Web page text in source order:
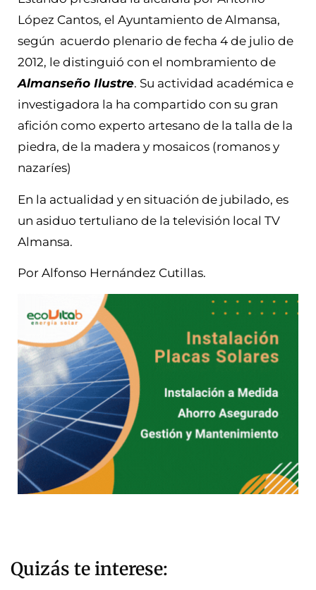
López Cantos, el Ayuntamiento de Almansa,
según acuerdo plenario de fecha 4 de julio de
2012, le distinguió con el nombramiento de
Almanseño Ilustre. Su actividad académica e
investigadora la ha compartido con su gran
afición como experto artesano de la talla de la
piedra, de la madera y mosaicos (romanos y
nazaríes)
En la actualidad y en situación de jubilado, es
un asiduo tertuliano de la televisión local TV
Almansa.
Por Alfonso Hernández Cutillas.
Quizás te interese: